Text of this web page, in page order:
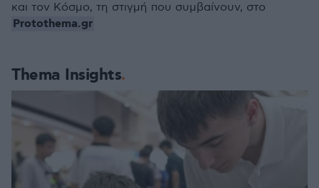
Thema Insights
και τον Κόσμο, τη στιγμή που συμβαίνουν, στο
Protothema.gr